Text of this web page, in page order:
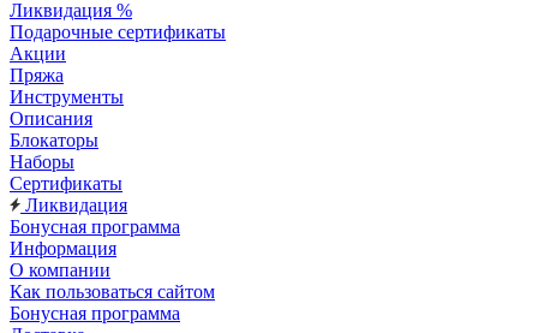
Ликвидация %
Подарочные сертификаты
Акции
Пряжа
Инструменты
Описания
Блокаторы
Наборы
Сертификаты
Ликвидация
Бонусная программа
Информация
О компании
Как пользоваться сайтом
Бонусная программа